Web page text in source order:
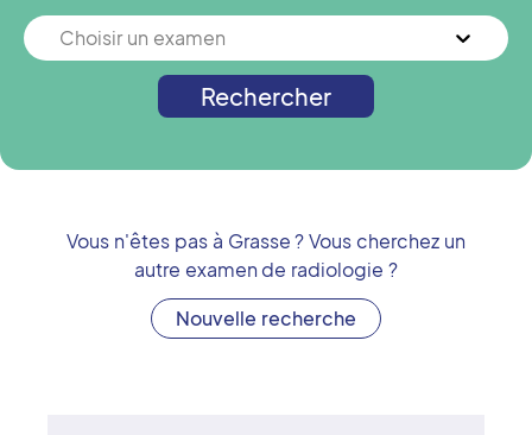
Choisir un examen
Rechercher
Vous n'êtes pas à Grasse? Vous cherchez un
autre examen de radiologie ?
Nouvelle recherche